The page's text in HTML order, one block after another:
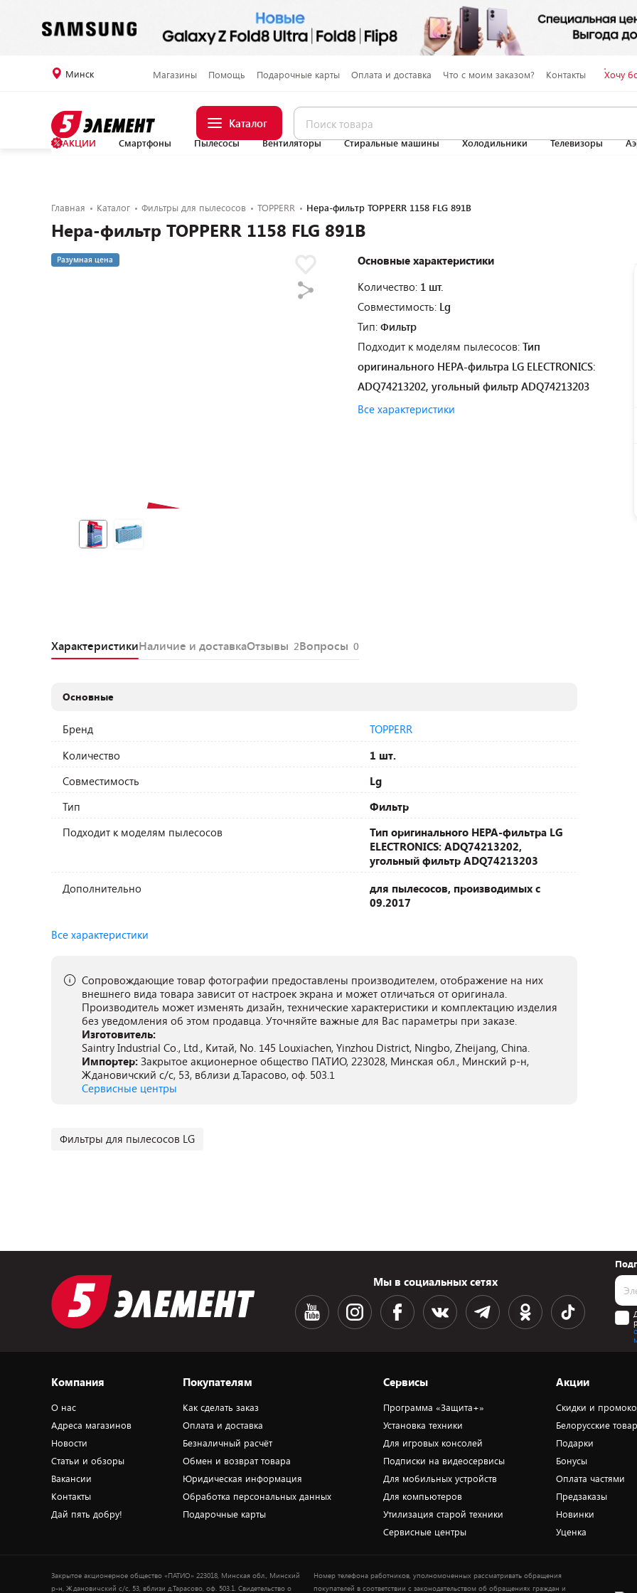
Минск Магазины Помощь Подарочные карты Оплата и доставка Что с моим заказом? Контакты Хочу
Каталог
АКЦИИ Смартфоны Пылесосы Вентиляторы Стиральные машины Холодильники Телевизоры
Главная Каталог Фильтры для пылесосов TOPPERR Нера-фильтр TOPPERR 1158 FLG 891B
Нера-фильтр TOPPERR 1158 FLG 891B
Разумная цена
Основные характеристики
Количество: 1 шт.
Совместимость: Lg
Тип: Фильтр
Подходит к моделям пылесосов: Тип
оригинального HEPA-фильтра LG ELECTRONICS:
ADQ74213202, угольный фильтр ADQ74213203
Все характеристики
ХарактеристикиНаличие и доставкаОтзывы 2Вопросы 0
Основные
Бренд
TOPPERR
Количество
1 шт.
Совместимость
Lg
Тип
Фильтр
Подходит к моделям пылесосов
Тип оригинального HEPA-фильтра LG
ELECTRONICS: ADQ74213202,
угольный фильтр ADQ74213203
Дополнительно
для пылесосов, производимых с
09.2017
Все характеристики
Сопровождающие товар фотографии предоставлены производителем, отображение на них
внешнего вида товара зависит от настроек экрана и может отличаться от оригинала.
Производитель может изменять дизайн, технические характеристики и комплектацию изделия
без уведомления об этом продавца. Уточняйте важные для Вас параметры при заказе.
Изготовитель:
Saintry Industrial Co., Ltd., Китай, No. 145 Louxiachen, Yinzhou District, Ningbo, Zheijang, China.
Импортер: Закрытое акционерное общество ПАТИО, 223028, Минская обл., Минский р-н,
Ждановичский с/с, 53, вблизи д.Тарасово, оф. 503.1
Сервисные центры
Фильтры для пылесосов LG
Мы в социальных сетях
Компания
О нас
Адреса магазинов
Новости
Статьи и обзоры
Вакансии
Контакты
Дай пять добру!
Покупателям
Как сделать заказ
Оплата и доставка
Безналичный расчёт
Обмен и возврат товара
Юридическая информация
Обработка персональных данных
Подарочные карты
Сервисы
Программа «Защита+»
Установка техники
Для игровых консолей
Подписки на видеосервисы
Для мобильных устройств
Для компьютеров
Утилизация старой техники
Сервисные центры
Акции
Скидки и
Белорусские
Подарки
Бонусы
Оплата частями
Предзаказы
Новинки
Уценка
Закрытое акционерное общество «ПАТИО» 223018, Минская обл., Минский
р-н, Ждановичский с/с, 53, вблизи д.Тарасово, оф. 503.1. Свидетельство о
Номер телефона работников, уполномоченных рассматривать обращения
покупателей в соответствии с законодательством об обращениях граждан и